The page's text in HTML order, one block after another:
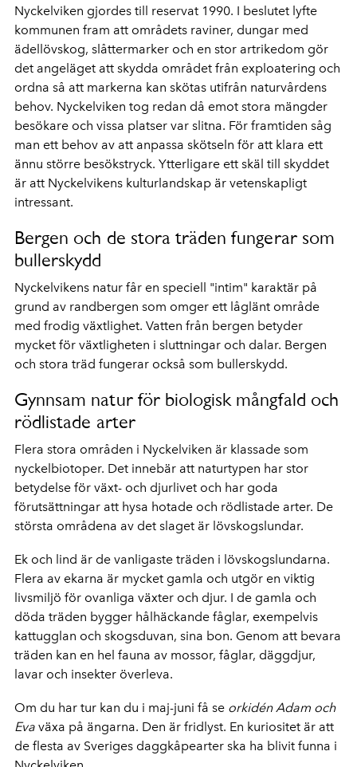
Nyckelviken gjordes till reservat 1990. I beslutet lyfte
kommunen fram att områdets raviner, dungar med
ädellövskog, slåttermarker och en stor artrikedom gör
det angeläget att skydda området från exploatering och
ordna så att markerna kan skötas utifrån naturvårdens
behov. Nyckelviken tog redan då emot stora mängder
besökare och vissa platser var slitna. För framtiden såg
man ett behov av att anpassa skötseln för att klara ett
ännu större besökstryck. Ytterligare ett skäl till skyddet
är att Nyckelvikens kulturlandskap är vetenskapligt
intressant.
Bergen och de stora träden fungerar som
bullerskydd
Nyckelvikens natur får en speciell "intim" karaktär på
grund av randbergen som omger ett låglänt område
med frodig växtlighet. Vatten från bergen betyder
mycket för växtligheten i sluttningar och dalar. Bergen
och stora träd fungerar också som bullerskydd.
Gynnsam natur för biologisk mångfald och
rödlistade arter
Flera stora områden i Nyckelviken är klassade som
nyckelbiotoper. Det innebär att naturtypen har stor
betydelse för växt- och djurlivet och har goda
förutsättningar att hysa hotade och rödlistade arter. De
största områdena av det slaget är lövskogslundar.
Ek och lind är de vanligaste träden i lövskogslundarna.
Flera av ekarna är mycket gamla och utgör en viktig
livsmiljö för ovanliga växter och djur. I de gamla och
döda träden bygger hålhäckande fåglar, exempelvis
kattugglan och skogsduvan, sina bon. Genom att bevara
träden kan en hel fauna av mossor, fåglar, däggdjur,
lavar och insekter överleva.
Om du har tur kan du i maj-juni få se orkidén Adam och
Eva växa på ängarna. Den är fridlyst. En kuriositet är att
de flesta av Sveriges daggkåpearter ska ha blivit funna i